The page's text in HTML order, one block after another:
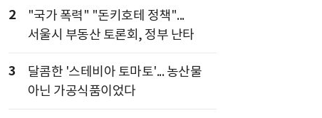
2
"국가 폭력" "돈키호테 정책"...
서울시 부동산 토론회, 정부 난타
3
달콤한 '스테비아 토마토'... 농산물
아닌 가공식품이었다